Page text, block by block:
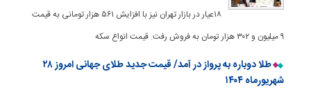
۱۸عیار در بازار تهران نیز با افزایش ۵۶۱ هزار تومانی به قیمت
۹ میلیون و ۳۰۲ هزار تومان به فروش رفت. قیمت انواع سکه
طلا دوباره به پرواز در آمد/ قیمت جدید طلای جهانی امروز ۲۸
شهریورماه ۱۴۰۴